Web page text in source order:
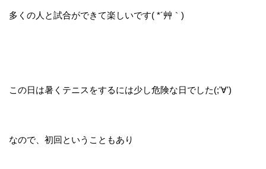
多くの人と試合ができて楽しいです( *´艸｀)
この日は暑くテニスをするには少し危険な日でした(;'∀')
なので、初回ということもあり